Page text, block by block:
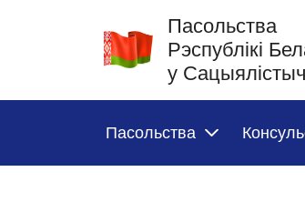
Пасольства
Рэспублікі
у
Пасольства